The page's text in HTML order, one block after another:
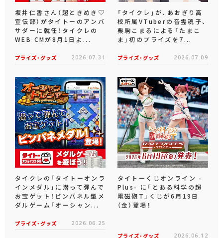
坂井仁香さん（超ときめき♡
宣伝部）がタイトーのアンバ
サダーに就任！タイクレの
WEB CMが8月1日よ...
プライズ・グッズ 2026.07.31
「タイクレ」が、あおぎり高
校所属VTuberの音霊魂子、
栗駒こまるによる「たまこ
ま」初のプライズを7...
プライズ・グッズ 2026.07.09
タイクレの「タイトーオンラ
インメダル」に潜って弾んで
お宝ゲット！ピンパネル型メ
ダルゲーム「オーシャン...
プライズ・グッズ 2026.06.25
タイトーくじオンライン -
Plus- に「とある科学の超
電磁砲T」くじが6月19日
（金）登場！
プライズ・グッズ 2026.06.12